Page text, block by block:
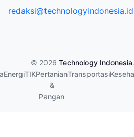
redaksi@technologyindonesia.id
© 2026 Technology Indonesia
EnergiTIKPertanian
&
Pangan
Transportasi